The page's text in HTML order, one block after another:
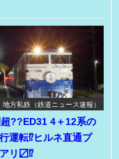
地方私鉄（鉄道ニュース速報）
??ED31 4＋12系の
運転⁉ヒルネ直通プ
リ〼⁉